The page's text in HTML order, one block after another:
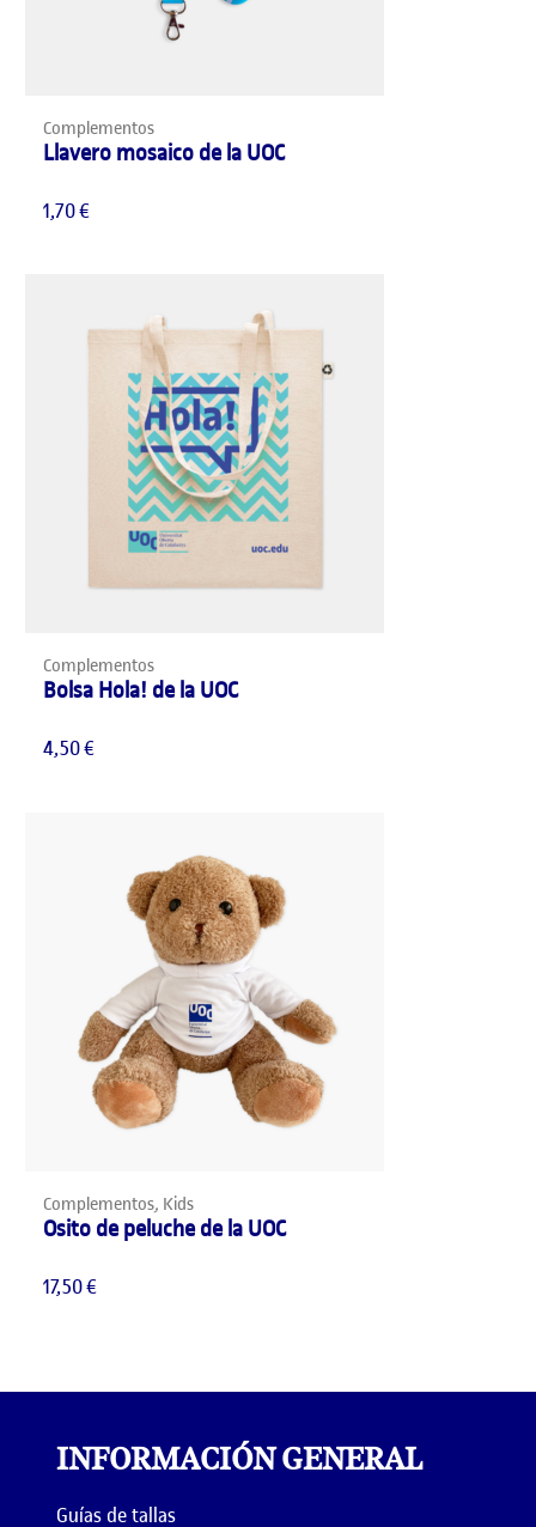
Complementos
Llavero mosaico de la UOC
1,70€
Complementos
Bolsa Hola! de la UOC
4,50€
AÑADIR AL CARRITO
Complementos, Kids
Osito de peluche de la UOC
17,50€
INFORMACIÓN GENERAL
Guías de tallas